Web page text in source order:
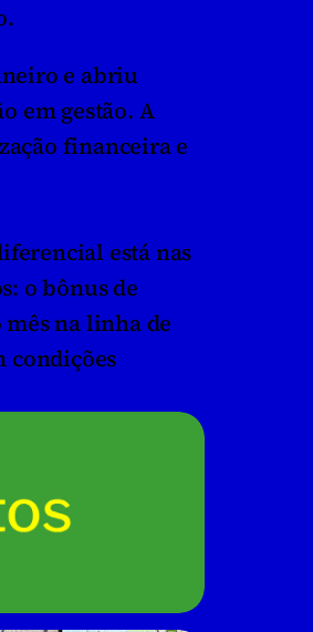
e abriu
em gestão. A
financeira e
está nas
o bônus de
na linha de
condições